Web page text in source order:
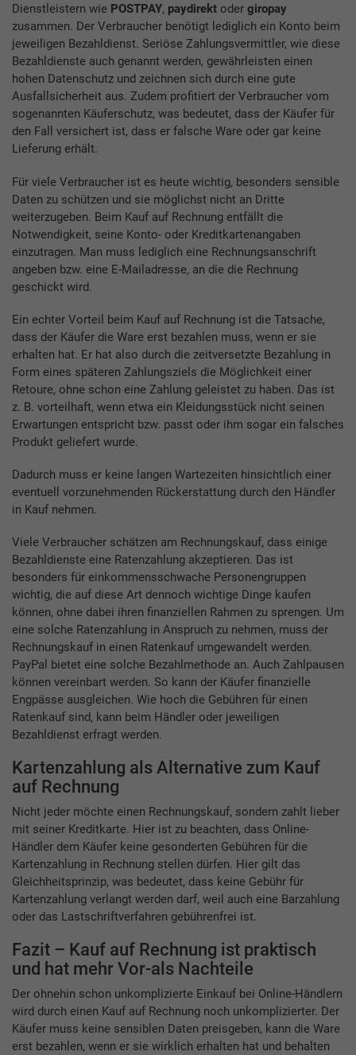
Dienstleistern wie POSTPAY, paydirekt oder giropay
zusammen. Der Verbraucher benötigt lediglich ein Konto beim
jeweiligen Bezahldienst. Seriöse Zahlungsvermittler, wie diese
Bezahldienste auch genannt werden, gewährleisten einen
hohen Datenschutz und zeichnen sich durch eine gute
Ausfallsicherheit aus. Zudem profitiert der Verbraucher vom
sogenannten Käuferschutz, was bedeutet, dass der Käufer für
den Fall versichert ist, dass er falsche Ware oder gar keine
Lieferung erhält.
Für viele Verbraucher ist es heute wichtig, besonders sensible
Daten zu schützen und sie möglichst nicht an Dritte
weiterzugeben. Beim Kauf auf Rechnung entfällt die
Notwendigkeit, seine Konto- oder Kreditkartenangaben
einzutragen. Man muss lediglich eine Rechnungsanschrift
angeben bzw. eine E-Mailadresse, an die die Rechnung
geschickt wird.
Ein echter Vorteil beim Kauf auf Rechnung ist die Tatsache,
dass der Käufer die Ware erst bezahlen muss, wenn er sie
erhalten hat. Er hat also durch die zeitversetzte Bezahlung in
Form eines späteren Zahlungsziels die Möglichkeit einer
Retoure, ohne schon eine Zahlung geleistet zu haben. Das ist
z. B. vorteilhaft, wenn etwa ein Kleidungsstück nicht seinen
Erwartungen entspricht bzw. passt oder ihm sogar ein falsches
Produkt geliefert wurde.
Dadurch muss er keine langen Wartezeiten hinsichtlich einer
eventuell vorzunehmenden Rückerstattung durch den Händler
in Kauf nehmen.
Viele Verbraucher schätzen am Rechnungskauf, dass einige
Bezahldienste eine Ratenzahlung akzeptieren. Das ist
besonders für einkommensschwache Personengruppen
wichtig, die auf diese Art dennoch wichtige Dinge kaufen
können, ohne dabei ihren finanziellen Rahmen zu sprengen. Um
eine solche Ratenzahlung in Anspruch zu nehmen, muss der
Rechnungskauf in einen Ratenkauf umgewandelt werden.
PayPal bietet eine solche Bezahlmethode an. Auch Zahlpausen
können vereinbart werden. So kann der Käufer finanzielle
Engpässe ausgleichen. Wie hoch die Gebühren für einen
Ratenkauf sind, kann beim Händler oder jeweiligen
Bezahldienst erfragt werden.
Kartenzahlung als Alternative zum Kauf
auf Rechnung
Nicht jeder möchte einen Rechnungskauf, sondern zahlt lieber
mit seiner Kreditkarte. Hier ist zu beachten, dass Online-
Händler dem Käufer keine gesonderten Gebühren für die
Kartenzahlung in Rechnung stellen dürfen. Hier gilt das
Gleichheitsprinzip, was bedeutet, dass keine Gebühr für
Kartenzahlung verlangt werden darf, weil auch eine Barzahlung
oder das Lastschriftverfahren gebührenfrei ist.
Fazit – Kauf auf Rechnung ist praktisch
und hat mehr Vor-als Nachteile
Der ohnehin schon unkomplizierte Einkauf bei Online-Händlern
wird durch einen Kauf auf Rechnung noch unkomplizierter. Der
Käufer muss keine sensiblen Daten preisgeben, kann die Ware
erst bezahlen, wenn er sie wirklich erhalten hat und behalten